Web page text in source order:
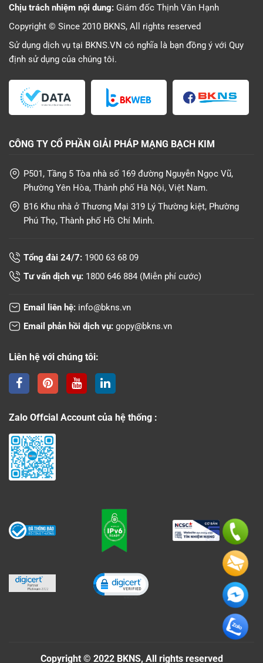
Chịu trách nhiệm nội dung: Giám đốc Thịnh Văn Hạnh
Copyright © Since 2010 BKNS, All rights reserved
Sử dụng dịch vụ tại BKNS.VN có nghĩa là bạn đồng ý với Quy
định sử dụng của chúng tôi.
CÔNG TY CỔ PHẦN GIẢI PHÁP MẠNG BẠCH KIM
P501, Tầng 5 Tòa nhà số 169 đường Nguyễn Ngọc Vũ,
Phường Yên Hòa, Thành phố Hà Nội, Việt Nam.
B16 Khu nhà ở Thương Mại 319 Lý Thường kiệt, Phường
Phú Thọ, Thành phố Hồ Chí Minh.
Tổng đài 24/7: 1900 63 68 09
Tư vấn dịch vụ: 1800 646 884 (Miễn phí cước)
Email liên hệ: info@bkns.vn
Email phản hồi dịch vụ: gopy@bkns.vn
Liên hệ với chúng tôi:
Zalo Offcial Account của hệ thống :
Click to open certificate
Copyright © 2022 BKNS, All rights reserved